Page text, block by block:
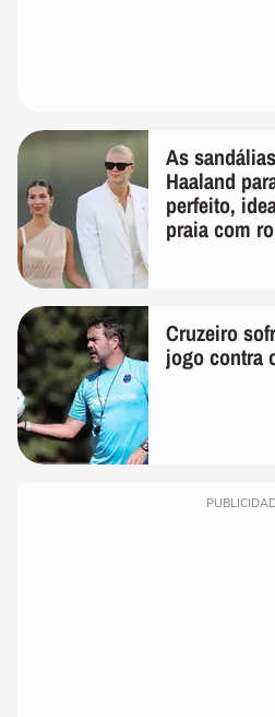
As
Haaland
perfeito,
praia com
Cruzeiro
jogo contra